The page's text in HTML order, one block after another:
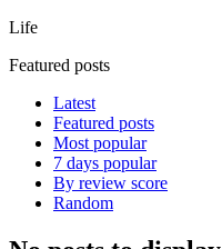
Life
Featured posts
Latest
Featured posts
Most popular
7 days popular
By review score
Random